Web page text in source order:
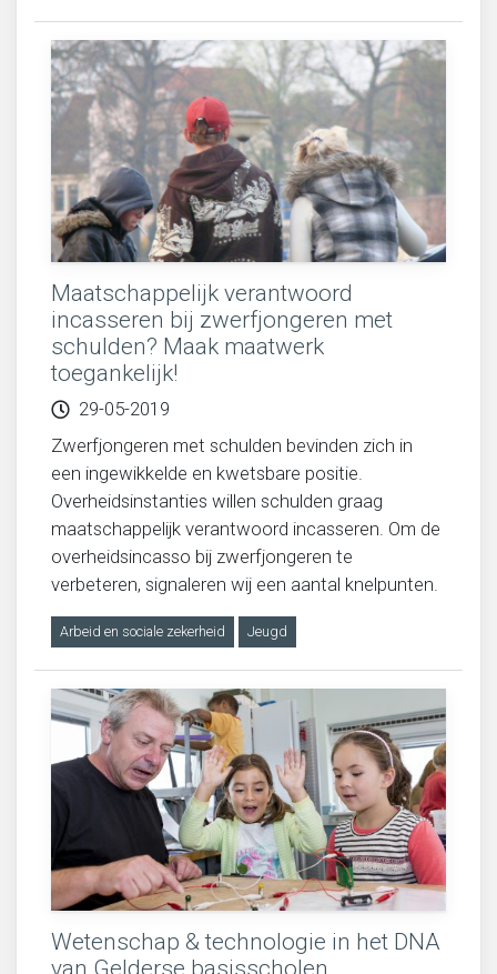
Maatschappelijk verantwoord
incasseren bij zwerfjongeren met
schulden? Maak maatwerk
toegankelijk!
29-05-2019
Zwerfjongeren met schulden bevinden zich in
een ingewikkelde en kwetsbare positie.
Overheidsinstanties willen schulden graag
maatschappelijk verantwoord incasseren. Om de
overheidsincasso bij zwerfjongeren te
verbeteren, signaleren wij een aantal knelpunten.
Arbeid en sociale zekerheid Jeugd
Wetenschap & technologie in het DNA